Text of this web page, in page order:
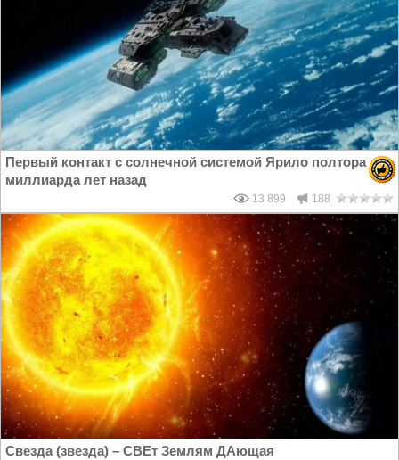
Первый контакт с солнечной системой Ярило полтора
миллиарда лет назад
13 899 188
Свезда (звезда) – СВЕт Землям ДАющая